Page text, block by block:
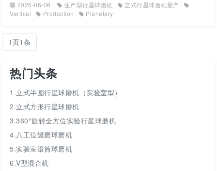
2026-06-06 生产型行星球磨机
立式行星球磨机量产
Vertical
Production Planetary
1页1条
热门头条
1.立式半圆行星球磨机（实验室型）
2.立式方形行星球磨机
3.360°旋转全方位实验行星球磨机
4.八工位罐磨球磨机
5.实验室滚筒球磨机
6.V型混合机